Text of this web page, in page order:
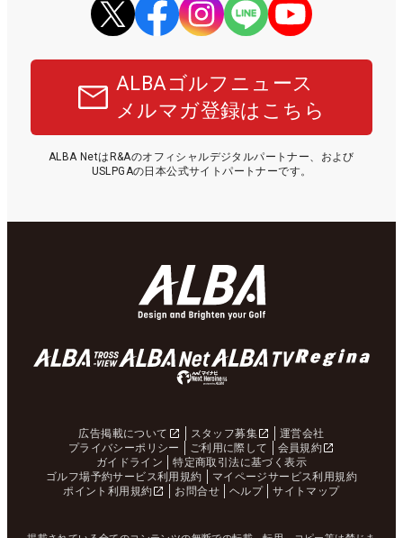
ALBAゴルフニュース
メルマガ登録はこちら
ALBA NetはR&Aのオフィシャルデジタルパートナー、および
USLPGAの日本公式サイトパートナーです。
広告掲載について スタッフ募集
運営会社
プライバシーポリシー
ご利用に際して
会員規約
ガイドライン
特定商取引法に基づく表示
ゴルフ場予約サービス利用規約
マイページサービス利用規約
ポイント利用規約
お問合せ ヘルプ サイトマップ